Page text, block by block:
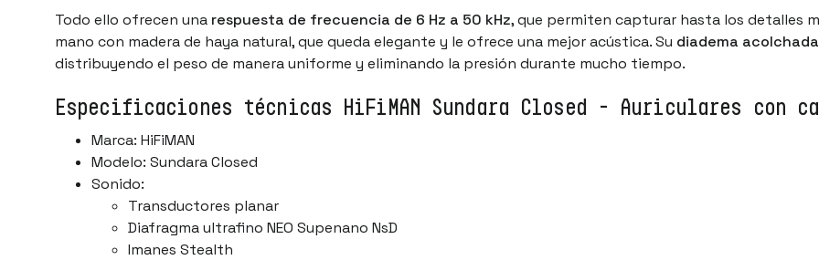
Todo ello ofrecen una respuesta de frecuencia de 6 Hz a 50 kHz, que permiten capturar hasta los detalles
mano con madera de haya natural, que queda elegante y le ofrece una mejor acústica. Su diadema acolchada
distribuyendo el peso de manera uniforme y eliminando la presión durante mucho tiempo.
Especificaciones técnicas HiFiMAN Sundara Closed - Auriculares con
Marca: HiFiMAN
Modelo: Sundara Closed
Sonido:
Transductores planar
Diafragma ultrafino NEO Supenano NsD
Imanes Stealth